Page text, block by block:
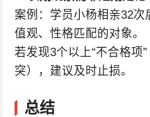
案例：学员小杨相亲32
值观、性格匹配的对象。
若发现3个以上“不合格项
突），建议及时止损。
总结